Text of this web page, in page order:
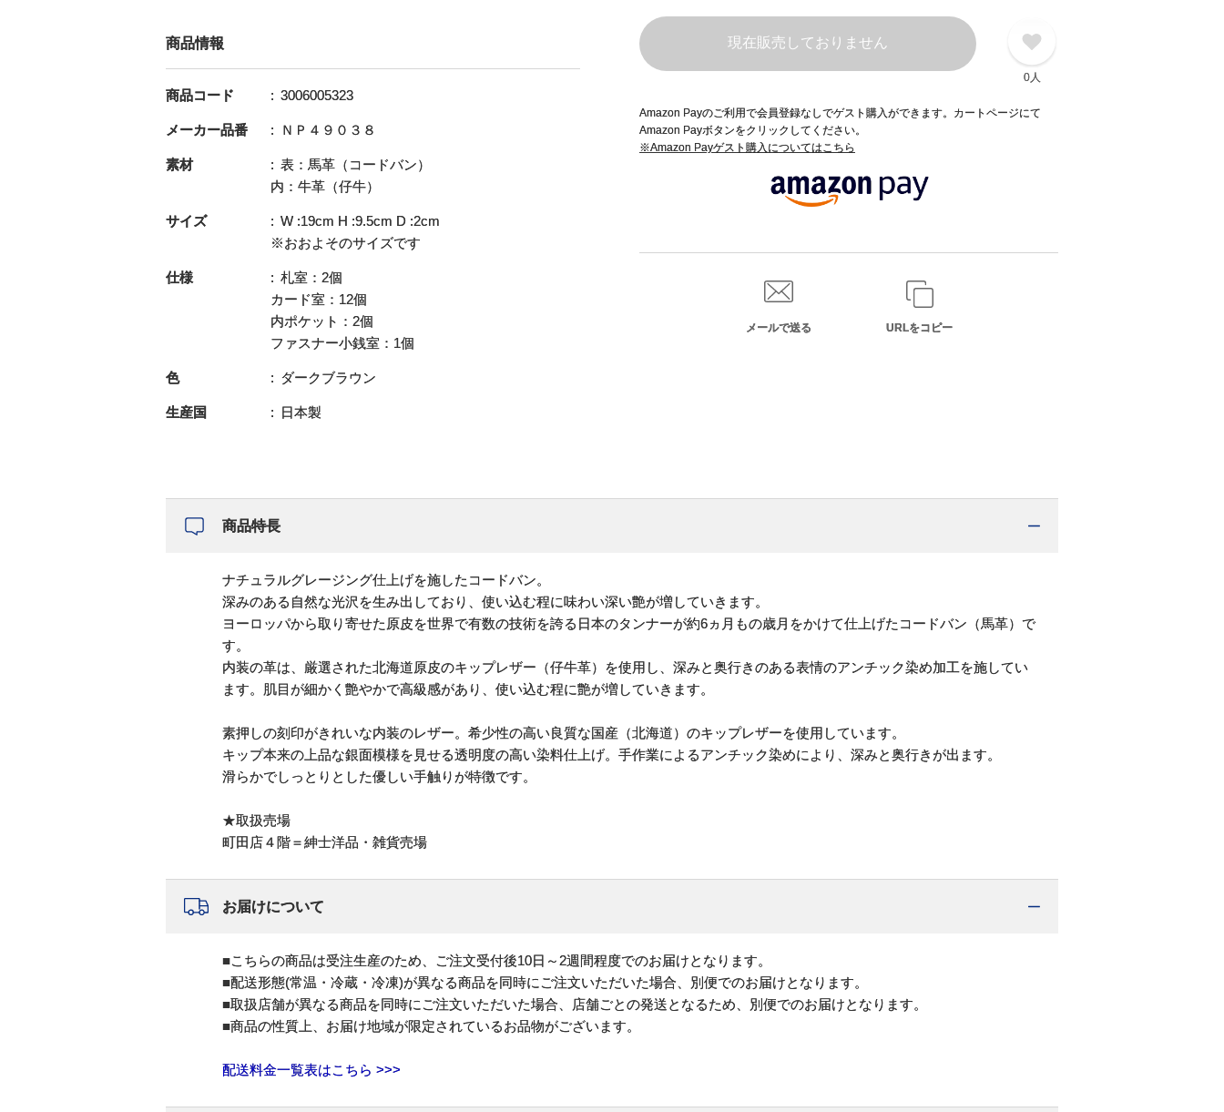
現在販売しておりません
0人
Amazon Payのご利用で会員登録なしでゲスト購入ができます。カートページにて
Amazon Payボタンをクリックしてください。
※Amazon Payゲスト購入についてはこちら
メールで送る URLをコピー
商品情報
商品コード 3006005323
メーカー品番 ＮＰ４９０３８
素材
表：馬革（コードバン）
内：牛革（仔牛）
サイズ
W :19cm H :9.5cm D :2cm
※おおよそのサイズです
仕様
札室：2個
カード室：12個
内ポケット：2個
ファスナー小銭室：1個
色 ダークブラウン
生産国 日本製
商品特長
ナチュラルグレージング仕上げを施したコードバン。
深みのある自然な光沢を生み出しており、使い込む程に味わい深い艶が増していきます。
ヨーロッパから取り寄せた原皮を世界で有数の技術を誇る日本のタンナーが約6ヵ月もの歳月をかけて仕上げたコードバン（馬革）で
す。
内装の革は、厳選された北海道原皮のキップレザー（仔牛革）を使用し、深みと奥行きのある表情のアンチック染め加工を施してい
ます。肌目が細かく艶やかで高級感があり、使い込む程に艶が増していきます。
素押しの刻印がきれいな内装のレザー。希少性の高い良質な国産（北海道）のキップレザーを使用しています。
キップ本来の上品な銀面模様を見せる透明度の高い染料仕上げ。手作業によるアンチック染めにより、深みと奥行きが出ます。
滑らかでしっとりとした優しい手触りが特徴です。
★取扱売場
町田店４階＝紳士洋品・雑貨売場
お届けについて
■こちらの商品は受注生産のため、ご注文受付後10日～2週間程度でのお届けとなります。
■配送形態(常温・冷蔵・冷凍)が異なる商品を同時にご注文いただいた場合、別便でのお届けとなります。
■取扱店舗が異なる商品を同時にご注文いただいた場合、店舗ごとの発送となるため、別便でのお届けとなります。
■商品の性質上、お届け地域が限定されているお品物がございます。
配送料金一覧表はこちら >>>